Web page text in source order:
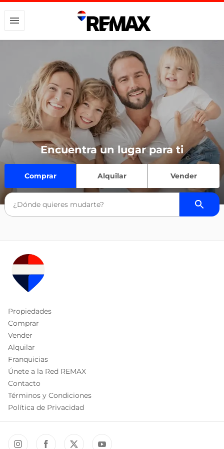
Encuentra un lugar para ti
Comprar Alquilar Vender
Propiedades
Comprar
Vender
Alquilar
Franquicias
Únete a la Red REMAX
Contacto
Términos y Condiciones
Política de Privacidad